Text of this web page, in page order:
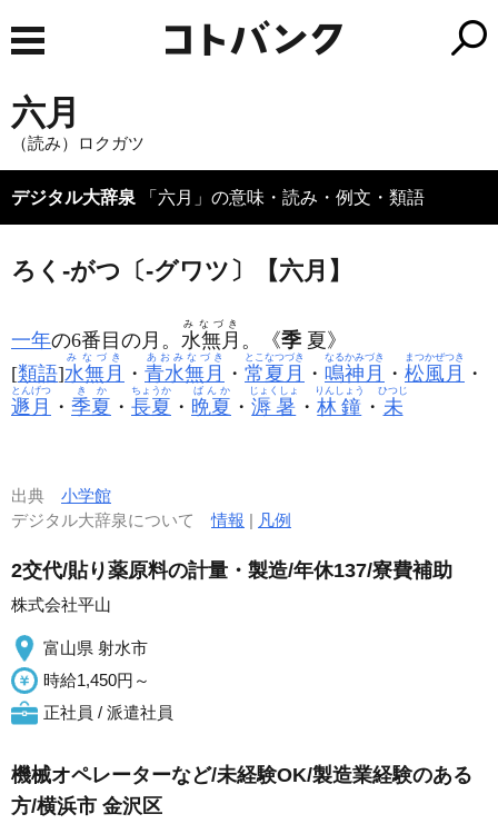
六月
（読み）ロクガツ
デジタル大辞泉 「六月」の意味・読み・例文・類語
ろく‐がつ〔‐グワツ〕【六月】
一年の6番目の月。 水無月
みなづき
。 《季 夏》
[類語]水無月
みなづき
・ 青水無月
あおみなづき
・ 常夏月
とこなつづき
・ 鳴神月
なるかみづき
・ 松風月
まつかぜつき
・
遯月
とんげつ
・ 季夏
きか
・ 長夏
ちょうか
・ 晩夏
ばんか
・ 溽暑
じょくしょ
・ 林鐘
りんしょう
・ 未
ひつじ
出典 小学館
デジタル大辞泉について情報 | 凡例
2交代/貼り薬原料の計量・製造/年休137/寮費補助
株式会社平山
富山県 射水市
時給1,450円～
正社員 / 派遣社員
機械オペレーターなど/未経験OK/製造業経験のある
方/横浜市 金沢区